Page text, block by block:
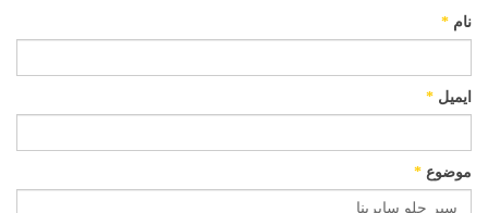
نام *
ایمیل *
موضوع *